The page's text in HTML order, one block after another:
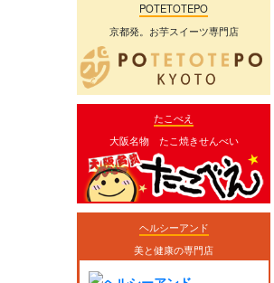
POTETOTEPO
京都発。お芋スイーツ専門店
たこべえ
大阪名物 たこ焼きせんべい
ヘルシーアンド
美と健康の専門店